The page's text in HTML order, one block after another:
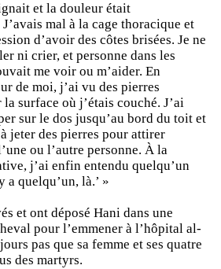
et la douleur était
mal à la cage thoracique et
d’avoir des côtes brisées. Je ne
ni crier, et personne dans les
me voir ou m’aider. En
de moi, j’ai vu des pierres
surface où j’étais couché. J’ai
sur le dos jusqu’au bord du toit et
jeter des pierres pour attirer
ou l’autre personne. À la
j’ai enfin entendu quelqu’un
quelqu’un, là.’ »
et ont déposé Hani dans une
pour l’emmener à l’hôpital al-
pas que sa femme et ses quatre
des martyrs.